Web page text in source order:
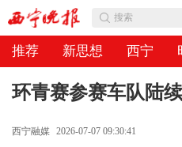
搜索
推荐 新思想 西宁
公告
环青赛参赛车队陆
西宁融媒 2026-07-07 09:30:41